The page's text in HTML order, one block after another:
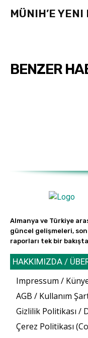
MÜNIH’E YENI
BENZER
Almanya ve Türkiye
güncel gelişmeleri,
raporları tek bir
HAKKIMIZDA /
Impressum /
AGB / Kullanım
Gizlilik Politikası /
Çerez Politikası